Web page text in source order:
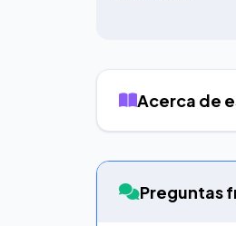
Acerca de
receta de otra
más importantes.
Preguntas